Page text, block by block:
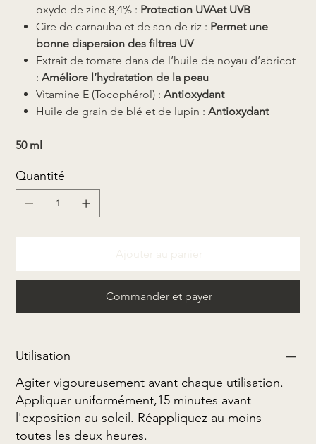
oxyde de zinc 8,4% : Protection UVAet UVB
Cire de carnauba et de son de riz : Permet une
bonne dispersion des filtres UV
Extrait de tomate dans de l’huile de noyau d’abricot
:Améliore l’hydratation de la peau
Vitamine E (Tocophérol) :Antioxydant
Huile de grain de blé et de lupin : Antioxydant
50 ml
Quantité
Ajouter au panier
Commander et payer
Utilisation
Agiter vigoureusement avant chaque utilisation.
Appliquer uniformément,15 minutes avant
l'exposition au soleil. Réappliquez au moins
toutes les deux heures.